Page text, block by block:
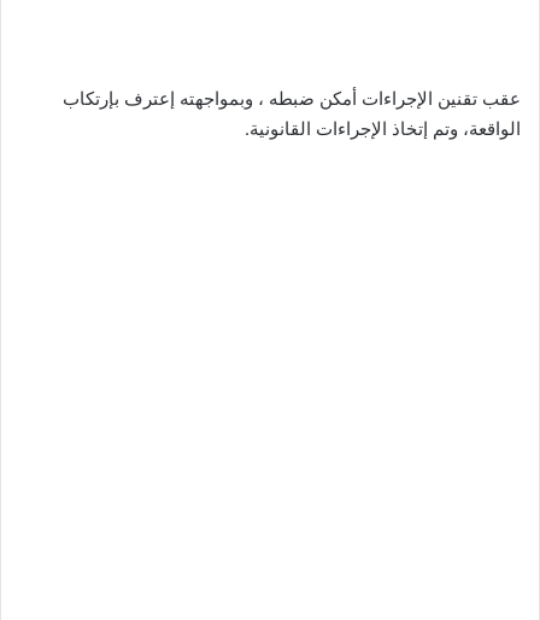
عقب تقنين الإجراءات أمكن ضبطه ، وبمواجهته إعترف بإرتكاب
الواقعة، وتم إتخاذ الإجراءات القانونية.